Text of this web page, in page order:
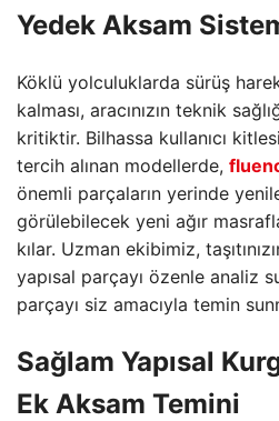
Yedek Aksam
Köklü yolculuklarda sürüş
kalması, aracınızın teknik
kritiktir. Bilhassa kullanıcı
tercih alınan modellerde,
önemli parçaların yerinde
görülebilecek yeni ağır
kılar. Uzman ekibimiz,
yapısal parçayı özenle analiz
parçayı siz amacıyla temin
Sağlam Yapısal
Ek Aksam Temini